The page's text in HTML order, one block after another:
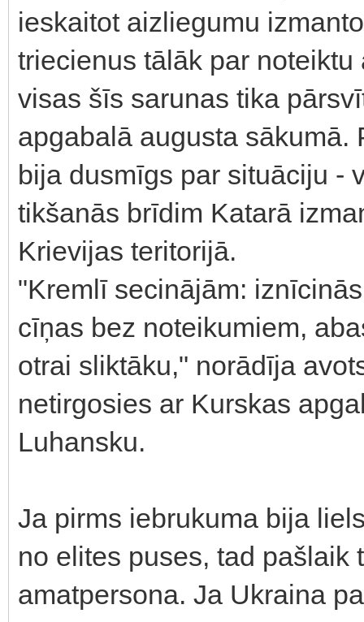
ieskaitot aizliegumu
triecienus tālāk par
visas šīs sarunas tika
apgabalā augusta sākumā.
bija dusmīgs par situāciju -
tikšanās brīdim Katarā
Krievijas teritorijā.
"Kremlī secinājām:
cīņas bez noteikumiem,
otrai sliktāku," norādīja
netirgosies ar Kurskas
Luhansku.
Ja pirms iebrukuma bija
no elites puses, tad pašlaik
amatpersona. Ja Ukraina